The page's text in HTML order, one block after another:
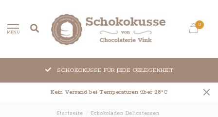
MENU
0
SCHOKOKÜSSE FÜR JEDE GELEGENHEIT
Kein Versand bei Temperaturen über 28°C
Startseite Schokoladen Delicatessen